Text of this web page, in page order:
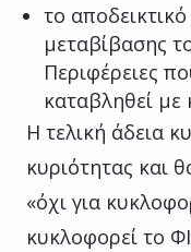
το
μεταβίβασης
Περιφέρειες
καταβληθεί
Η τελική άδεια
κυριότητας και
«όχι για
κυκλοφορεί το